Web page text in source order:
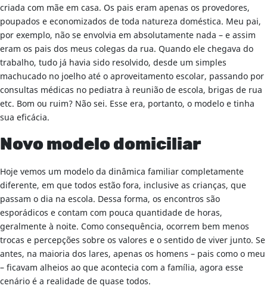
criada com mãe em casa. Os pais eram apenas os provedores,
poupados e economizados de toda natureza doméstica. Meu pai,
por exemplo, não se envolvia em absolutamente nada – e assim
eram os pais dos meus colegas da rua. Quando ele chegava do
trabalho, tudo já havia sido resolvido, desde um simples
machucado no joelho até o aproveitamento escolar, passando por
consultas médicas no pediatra à reunião de escola, brigas de rua
etc. Bom ou ruim? Não sei. Esse era, portanto, o modelo e tinha
sua eficácia.
Novo modelo domiciliar
Hoje vemos um modelo da dinâmica familiar completamente
diferente, em que todos estão fora, inclusive as crianças, que
passam o dia na escola. Dessa forma, os encontros são
esporádicos e contam com pouca quantidade de horas,
geralmente à noite. Como consequência, ocorrem bem menos
trocas e percepções sobre os valores e o sentido de viver junto. Se
antes, na maioria dos lares, apenas os homens – pais como o meu
– ficavam alheios ao que acontecia com a família, agora esse
cenário é a realidade de quase todos.